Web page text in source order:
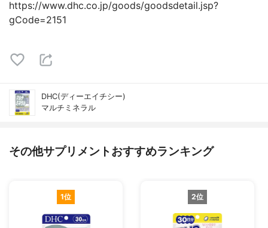
https://www.dhc.co.jp/goods/goodsdetail.jsp?
gCode=2151
DHC(ディーエイチシー)
マルチミネラル
その他サプリメントおすすめランキング
1位 2位